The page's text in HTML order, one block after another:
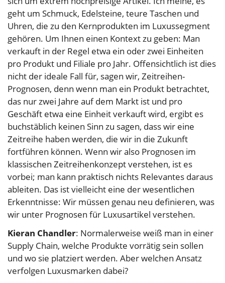
geht um Schmuck, Edelsteine, teure Taschen und
Uhren, die zu den Kernprodukten im Luxussegment
gehören. Um Ihnen einen Kontext zu geben: Man
verkauft in der Regel etwa ein oder zwei Einheiten
pro Produkt und Filiale pro Jahr. Offensichtlich ist dies
nicht der ideale Fall für, sagen wir, Zeitreihen-
Prognosen, denn wenn man ein Produkt betrachtet,
das nur zwei Jahre auf dem Markt ist und pro
Geschäft etwa eine Einheit verkauft wird, ergibt es
buchstäblich keinen Sinn zu sagen, dass wir eine
Zeitreihe haben werden, die wir in die Zukunft
fortführen können. Wenn wir also Prognosen im
klassischen Zeitreihenkonzept verstehen, ist es
vorbei; man kann praktisch nichts Relevantes daraus
ableiten. Das ist vielleicht eine der wesentlichen
Erkenntnisse: Wir müssen genau neu definieren, was
wir unter Prognosen für Luxusartikel verstehen.
Kieran Chandler: Normalerweise weiß man in einer
Supply Chain, welche Produkte vorrätig sein sollen
und wo sie platziert werden. Aber welchen Ansatz
verfolgen Luxusmarken dabei?